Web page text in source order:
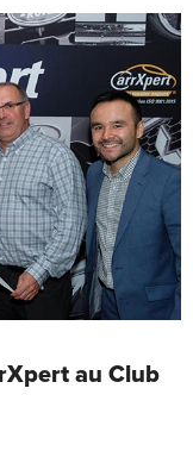
au Club